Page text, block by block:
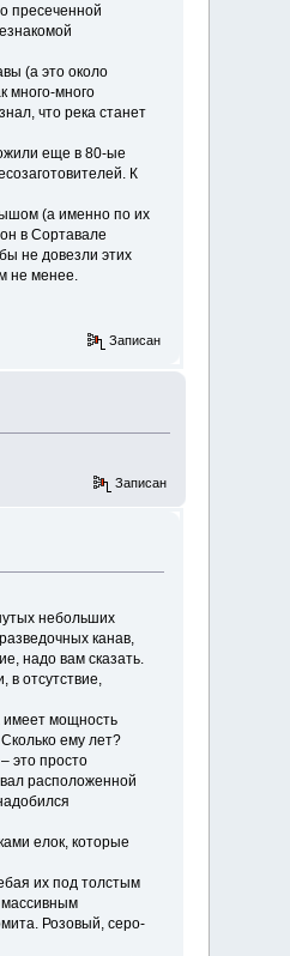
пресеченной
(а это около
много-много
что река станет
еще в 80-ые
К
(а именно по их
в Сортавале
не довезли этих
не менее.
Записан
Записан
небольших
канав,
надо вам сказать.
отсутствие,
имеет мощность
ему лет?
это просто
расположенной
елок, которые
их под толстым
массивным
Розовый, серо-